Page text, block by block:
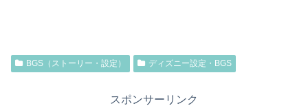
BGS（ストーリー・設定） ディズニー設定・BGS
スポンサーリンク